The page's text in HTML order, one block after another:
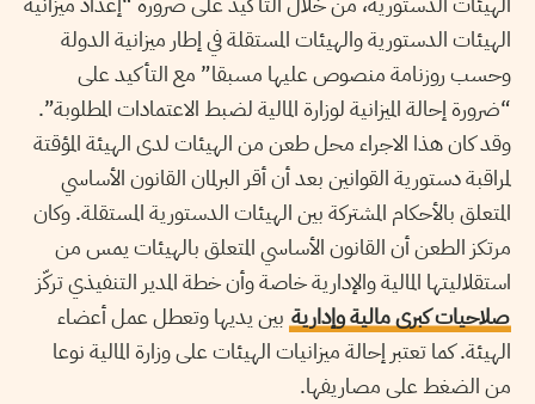
الهيئات الدستورية والهيئات المستقلة في إطار ميزانية الدولة
وحسب روزنامة منصوص عليها مسبقا” مع التأكيد على
“ضرورة إحالة الميزانية لوزارة المالية لضبط الاعتمادات المطلوبة”.
وقد كان هذا الاجراء محل طعن من الهيئات لدى الهيئة المؤقتة
لمراقبة دستورية القوانين بعد أن أقر البرلمان القانون الأساسي
المتعلق بالأحكام المشتركة بين الهيئات الدستورية المستقلة. وكان
مرتكز الطعن أن القانون الأساسي المتعلق بالهيئات يمس من
استقلاليتها المالية والإدارية خاصة وأن خطة المدير التنفيذي تركّز
صلاحيات كبرى مالية وإدارية بين يديها وتعطل عمل أعضاء
الهيئة. كما تعتبر إحالة ميزانيات الهيئات على وزارة المالية نوعا
من الضغط على مصاريفها.